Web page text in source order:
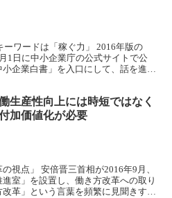
ーワードは「稼ぐ力」 2016年版の
1日に中小企業庁の公式サイトで公
企業白書」を入口にして、話を進め
生産性向上には時短ではなく
加価値化が必要
視点」 安倍晋三首相が2016年9月、
室」を設置し、働き方改革への取り
革」という言葉を頻繁に見聞きする